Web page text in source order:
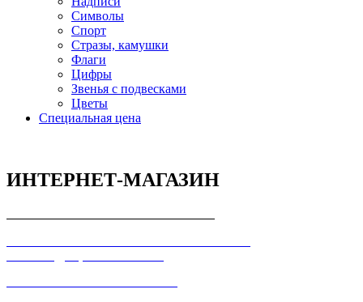
Символы
Спорт
Стразы, камушки
Флаги
Цифры
Звенья с подвесками
Цветы
Специальная цена
ИНТЕРНЕТ-МАГАЗИН